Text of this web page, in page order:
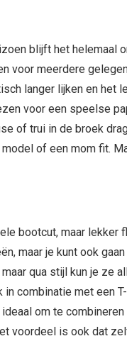
blijft het helemaal
voor meerdere
langer lijken en het
voor een speelse
of trui in de broek
of een mom fit.
bootcut, maar lekker
maar je kunt ook
qua stijl kun je ze
combinatie met een
om te
voordeel is ook dat